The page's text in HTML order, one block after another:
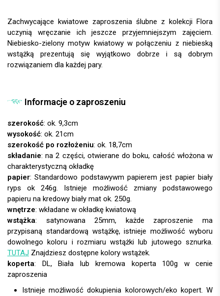
Zachwycające kwiatowe zaproszenia ślubne z kolekcji Flora
uczynią wręczanie ich jeszcze przyjemniejszym zajęciem.
Niebiesko-zielony motyw kwiatowy w połączeniu z niebieską
wstążką prezentują się wyjątkowo dobrze i są dobrym
rozwiązaniem dla każdej pary.
Informacje o zaproszeniu
szerokość: ok. 9,3cm
wysokość: ok. 21cm
szerokość po rozłożeniu: ok. 18,7cm
składanie: na 2 części, otwierane do boku, całość włożona w
charakterystyczną okładkę
papier:
wnętrze: wkładane w okładkę kwiatową
wstążka: satynowana 25mm, każde zaproszenie ma
przypisaną standardową wstążkę, istnieje możliwość wyboru
dowolnego koloru i rozmiaru wstążki lub jutowego sznurka.
TUTAJ Znajdziesz dostępne kolory wstążek.
koperta:
Istnieje możliwość dokupienia kolorowych/eko kopert. W